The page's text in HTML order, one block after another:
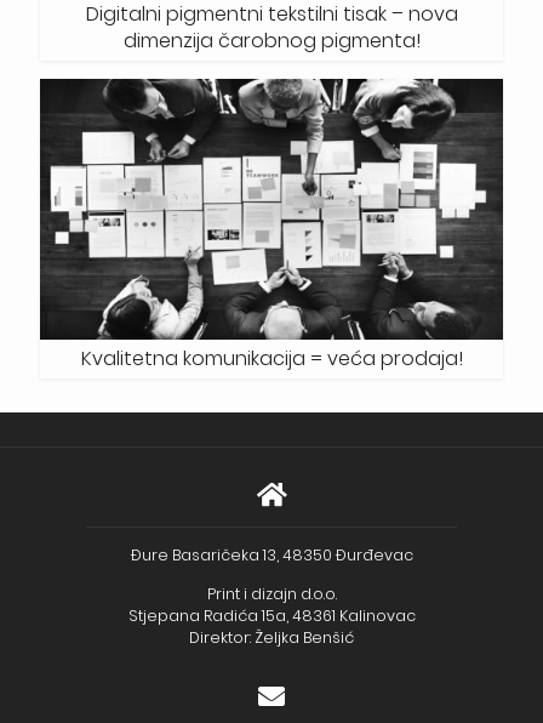
Digitalni pigmentni tekstilni tisak – nova
dimenzija čarobnog pigmenta!
Kvalitetna komunikacija = veća prodaja!
Đure Basaričeka 13, 48350 Đurđevac
Print i dizajn d.o.o.
Stjepana Radića 15a, 48361 Kalinovac
Direktor: Željka Benšić